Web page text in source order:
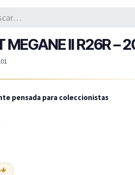
MEGANE II R26R –
pensada para coleccionistas